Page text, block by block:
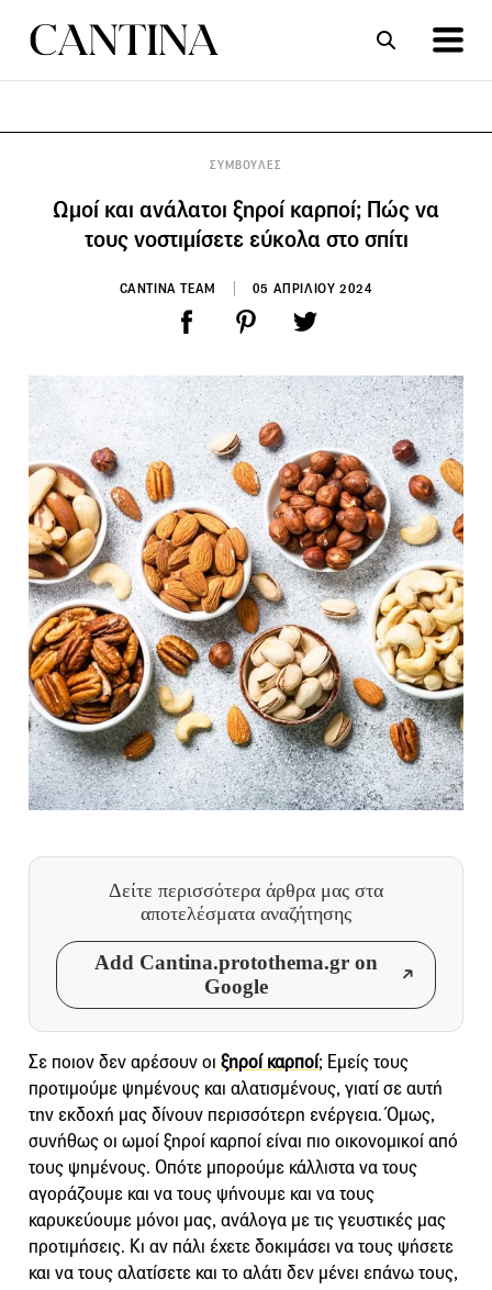
ΣΥΜΒΟΥΛΕΣ
Ωμοί και ανάλατοι ξηροί καρποί; Πώς να
τους νοστιμίσετε εύκολα στο σπίτι
CANTINA TEAM 05 ΑΠΡΙΛΙΟΥ 2024
Δείτε περισσότερα άρθρα μας στα
αποτελέσματα αναζήτησης
Add Cantina.protothema.gr on
Google
Σε ποιον δεν αρέσουν οι ξηροί καρποί; Εμείς τους
προτιμούμε ψημένους και αλατισμένους, γιατί σε αυτή
την εκδοχή μας δίνουν περισσότερη ενέργεια. Όμως,
συνήθως οι ωμοί ξηροί καρποί είναι πιο οικονομικοί από
τους ψημένους. Οπότε μπορούμε κάλλιστα να τους
αγοράζουμε και να τους ψήνουμε και να τους
καρυκεύουμε μόνοι μας, ανάλογα με τις γευστικές μας
προτιμήσεις. Κι αν πάλι έχετε δοκιμάσει να τους ψήσετε
και να τους αλατίσετε και το αλάτι δεν μένει επάνω τους,